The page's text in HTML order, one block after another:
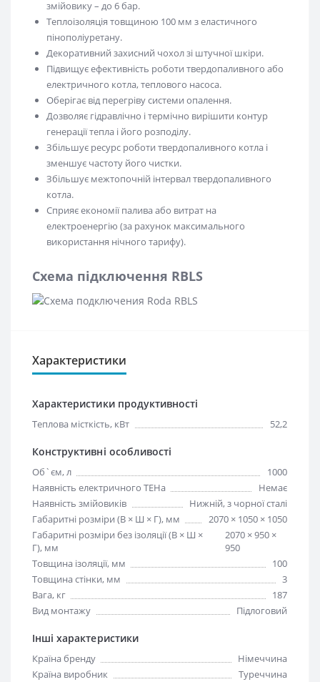
змійовику – до 6 бар.
Теплоізоляція товщиною 100 мм з еластичного
пінополіуретану.
Декоративний захисний чохол зі штучної шкіри.
Підвищує ефективність роботи твердопаливного або
електричного котла, теплового насоса.
Оберігає від перегріву системи опалення.
Дозволяє гідравлічно і термічно вирішити контур
генерації тепла і його розподілу.
Збільшує ресурс роботи твердопаливного котла і
зменшує частоту його чистки.
Збільшує межтопочній інтервал твердопаливного
котла.
Сприяє економії палива або витрат на
електроенергію (за рахунок максимального
використання нічного тарифу).
Схема підключення RBLS
Характеристики
Характеристики продуктивності
Теплова місткість, кВт 52,2
Конструктивні особливості
Об`єм, л
1000
Наявність електричного ТЕНа
Немає
Наявність змійовиків
Нижній, з чорної сталі
Габаритні розміри (В × Ш × Г), мм
2070 × 1050 × 1050
Габаритні розміри без ізоляції (В × Ш ×
Г), мм
2070 × 950 ×
950
Товщина ізоляції, мм
100
Товщина стінки, мм
3
Вага, кг
187
Вид монтажу
Підлоговий
Інші характеристики
Країна бренду
Німеччина
Країна виробник
Туреччина